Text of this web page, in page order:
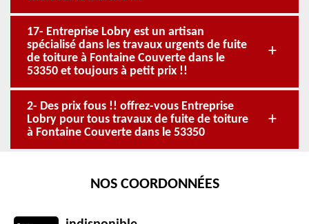
17- Entreprise Lobry est un artisan
spécialisé dans les travaux urgents de fuite
de toiture à Fontaine Couverte dans le
53350 et toujours à petit prix !!
2- Des prix fous !! offrez-vous Entreprise
Lobry pour tous travaux de fuite de toiture
à Fontaine Couverte dans le 53350
NOS COORDONNÉES